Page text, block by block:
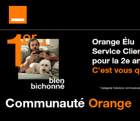
Communauté Orange